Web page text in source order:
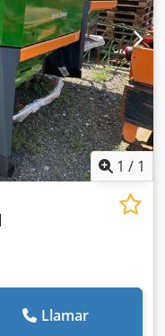
1 / 1
Llamar